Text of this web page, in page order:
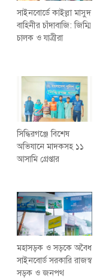
সাইনবোর্ডে কাইল্লা মাসুদ
বাহিনীর চাঁদাবাজি: জিম্মি
চালক ও যাত্রীরা
সিদ্ধিরগঞ্জে বিশেষ
অভিযানে মাদকসহ ১১
আসামি গ্রেপ্তার
মহাসড়ক ও সড়কে অবৈধ
সাইনবোর্ড সরকারি রাজস্ব
সড়ক ও জনপথ